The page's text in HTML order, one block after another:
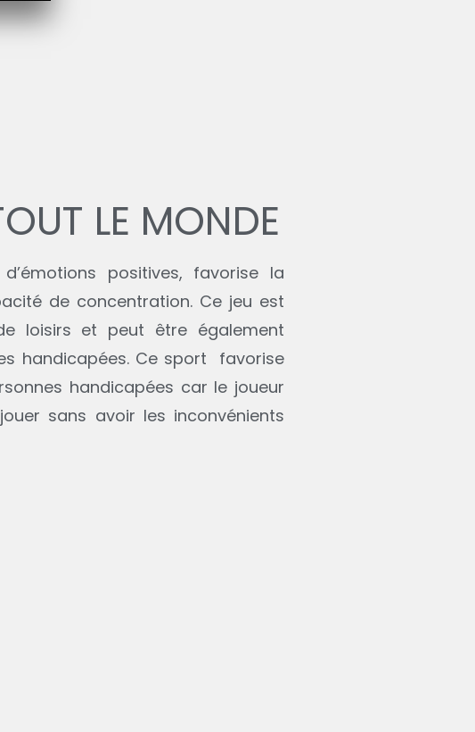
LE MONDE
positives, favorise la
de concentration. Ce jeu est
loisirs et peut être également
handicapées. Ce sport favorise
handicapées car le joueur
sans avoir les inconvénients